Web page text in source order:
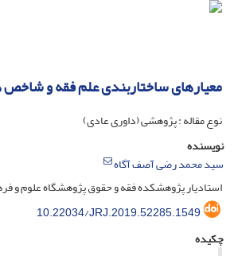
معیارهای ساختاربندی علم فقه و شاخص
نوع مقاله : پژوهشی (داوری عادی)
نویسنده
سید محمد رضی آصف آگاه
استادیار پژوهشکده فقه و حقوق پژوهشگاه علوم و
10.22034/JRJ.2019.52285.1549
چکیده